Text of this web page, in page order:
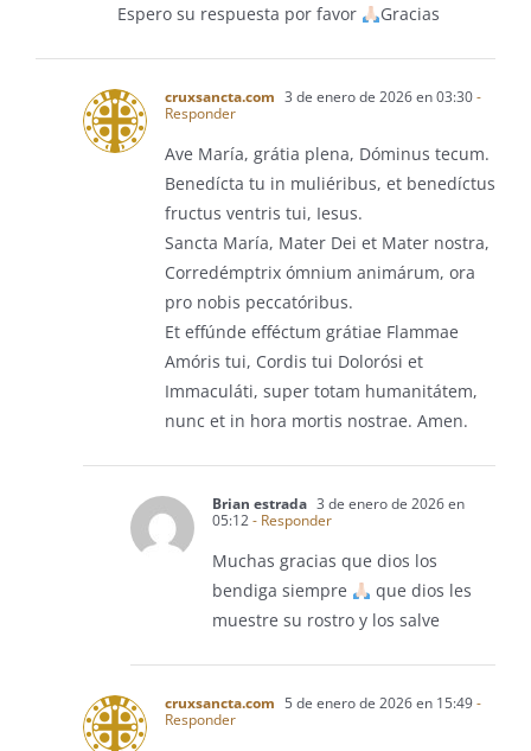
Espero su respuesta por favor Gracias
cruxsancta.com 3 de enero de 2026 en 03:30-
Responder
Ave María, grátia plena, Dóminus tecum.
Benedícta tu in muliéribus, et benedíctus
fructus ventris tui, Iesus.
Sancta María, Mater Dei et Mater nostra,
Corredémptrix ómnium animárum, ora
pro nobis peccatóribus.
Et effúnde efféctum grátiae Flammae
Amóris tui, Cordis tui Dolorósi et
Immaculáti, super totam humanitátem,
nunc et in hora mortis nostrae. Amen.
Brian estrada 3 de enero de 2026 en
05:12- Responder
Muchas gracias que dios los
bendiga siempre
que dios les
muestre su rostro y los salve
cruxsancta.com 5 de enero de 2026 en 15:49-
Responder